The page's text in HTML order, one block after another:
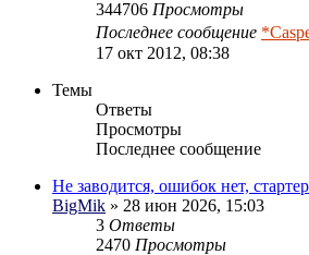
344706 Просмотры
Последнее сообщение
17 окт 2012, 08:38
Темы
Ответы
Просмотры
Последнее сообщение
Не заводится, ошибок нет,
BigMik » 28 июн 2026, 15:03
3 Ответы
2470 Просмотры